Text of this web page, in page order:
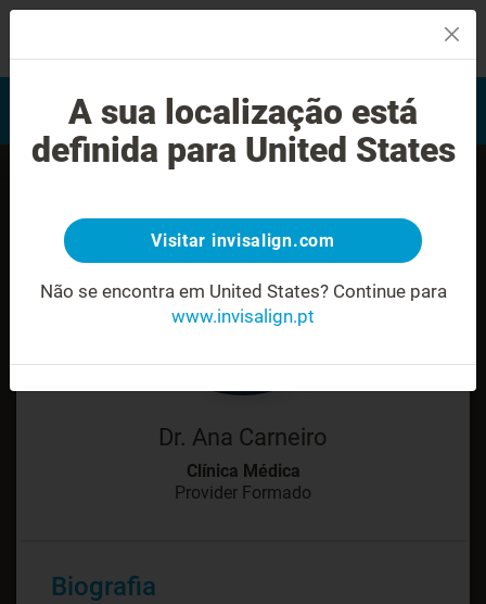
Avaliação do sorriso
Encontrar um Invisalign
provider
Dr. Ana Carneiro
Clínica Médica
Provider Formado
Biografia
A sua localização está
definida para United States
Visitar invisalign.com
Não se encontra em United States? Continue para
www.invisalign.pt